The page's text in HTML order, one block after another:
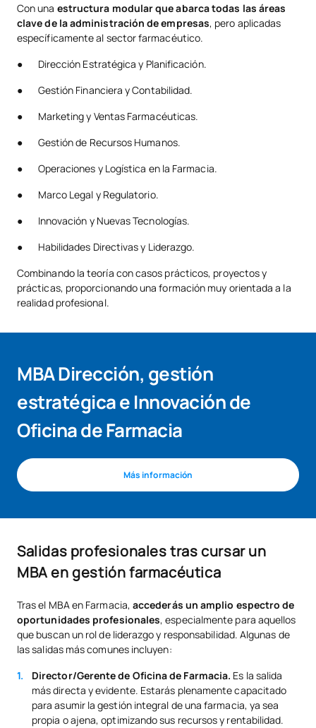
Con una estructura modular que abarca todas las áreas
clave de la administración de empresas, pero aplicadas
específicamente al sector farmacéutico.
● Dirección Estratégica y Planificación.
● Gestión Financiera y Contabilidad.
● Marketing y Ventas Farmacéuticas.
● Gestión de Recursos Humanos.
● Operaciones y Logística en la Farmacia.
● Marco Legal y Regulatorio.
● Innovación y Nuevas Tecnologías.
● Habilidades Directivas y Liderazgo.
Combinando la teoría con casos prácticos, proyectos y
prácticas, proporcionando una formación muy orientada a la
realidad profesional.
MBA Dirección, gestión
estratégica e Innovación de
Oficina de Farmacia
Más información
Salidas profesionales tras cursar un
MBA en gestión farmacéutica
Tras el MBA en Farmacia, accederás un amplio espectro de
oportunidades profesionales, especialmente para aquellos
que buscan un rol de liderazgo y responsabilidad. Algunas de
las salidas más comunes incluyen:
Director/Gerente de Oficina de Farmacia. Es la salida
más directa y evidente. Estarás plenamente capacitado
para asumir la gestión integral de una farmacia, ya sea
propia o ajena, optimizando sus recursos y rentabilidad.